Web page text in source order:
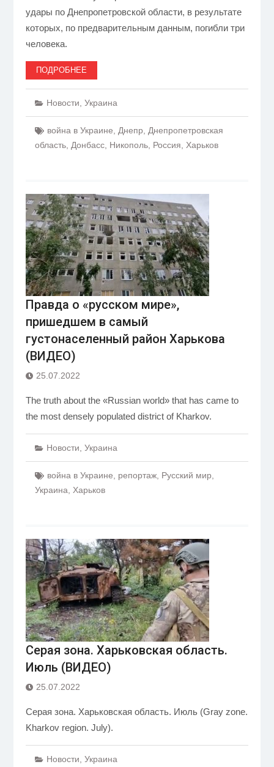
удары по Днепропетровской области, в результате
которых, по предварительным данным, погибли три
человека.
ПОДРОБНЕЕ
Новости Украина
война в Украине Днепр
Днепропетровская
область, Донбасс, Никополь, Россия Харьков
Правда о «русском мире»,
пришедшем в самый
густонаселенный район Харькова
(ВИДЕО)
25.07.2022
The truth about the «Russian world» that has came to
the most densely populated district of Kharkov.
Новости Украина
война в Украине репортаж, Русский мир
Украина
Харьков
Серая зона. Харьковская область.
Июль (ВИДЕО)
25.07.2022
Серая зона. Харьковская область. Июль (Gray zone.
Kharkov region. July).
Новости Украина